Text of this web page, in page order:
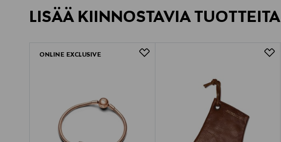
LISÄÄ KIINNOSTAVIA TUOTTEITA
ONLINE EXCLUSIVE